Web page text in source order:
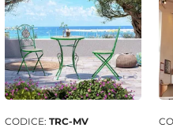
CODICE: TRC-MV